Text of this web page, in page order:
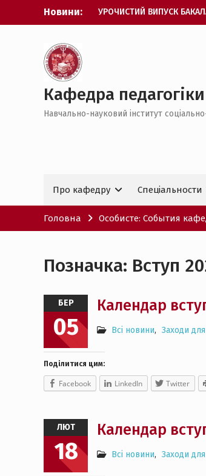
Новини:
УРОЧИСТИЙ ВИПУСК
Психологія без кордонів:
ВІД СТУДЕНТА ДО ДОКТОРА
УСПІШНЕ ЗДОБУТТЯ
ПЕДАГОГІКИ
Кафедра
Навчально-науковий інститут
Про кафедру Спеціальности
Головна Особисте: События
Позначка: Вступ
БЕР
05
Календар
Всі новини, Заходи для
Поділитися цим:
Facebook LinkedIn Twitter
ЛЮТ
18
Календар
Всі новини, Заходи для